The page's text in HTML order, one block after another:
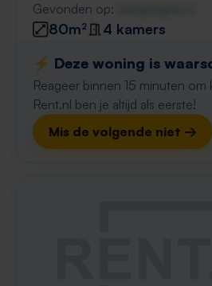
Gevonden op:
80m²
4 kamers
⚡️ Deze woning is
Reageer binnen 15 minuten om
Rent.nl ben je altijd als eerste!
Mis de volgende niet →